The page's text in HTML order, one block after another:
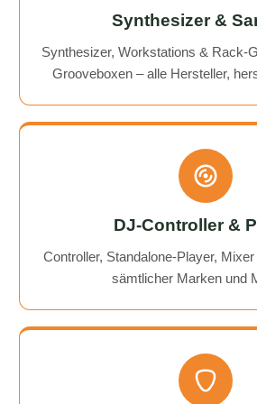
Synthesizer &
Synthesizer, Workstations & Rack-
Grooveboxen – alle Hersteller,
DJ-Controller &
Controller, Standalone-Player,
sämtlicher Marken und